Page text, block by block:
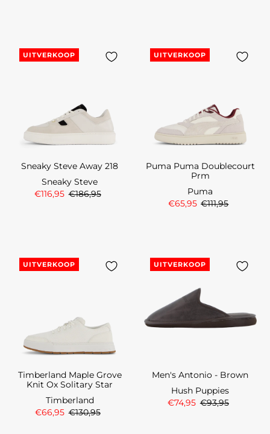
UITVERKOOP
Sneaky Steve Away 218
Sneaky Steve
€116,95 €186,95
UITVERKOOP
Puma Puma Doublecourt
Prm
Puma
€65,95 €111,95
UITVERKOOP
Timberland Maple Grove
Knit Ox Solitary Star
Timberland
€66,95 €130,95
UITVERKOOP
Men's Antonio - Brown
Hush Puppies
€74,95 €93,95